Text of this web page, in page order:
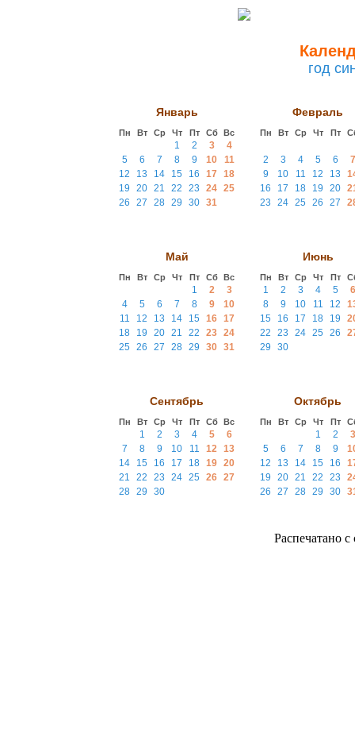
год
Январь
Пн Вт Ср Чт Пт Сб Вс
1 2 3
4
5
6 7 8 9 10
11
12
13 14 15 16 17
18
19
20 21 22 23 24 25
26
27 28 29 30 31
Февраль
Пн Вт Ср Чт Пт
2 3 4 5 6
7
9
10 11 12 13
16
17 18 19 20
23
24 25 26 27
Май
Пн Вт Ср Чт Пт Сб Вс
1 2
3
4
5 6 7 8 9
10
11
12 13 14 15 16 17
18
19 20 21 22 23 24
25
26 27 28 29 30 31
Июнь
Пн Вт Ср Чт Пт
1 2 3 4 5
6
8
9 10 11 12
15
16 17 18 19
22
23 24 25 26
29
30
Сентябрь
Пн Вт Ср Чт Пт Сб Вс
1 2 3 4 5
6
7
8 9 10 11 12 13
14
15 16 17 18 19 20
21
22 23 24 25 26 27
28 29 30
Октябрь
Пн Вт Ср Чт Пт
1 2
3
5
6 7 8 9
12
13 14 15 16
19
20 21 22 23
26
27 28 29 30
Распечатано с